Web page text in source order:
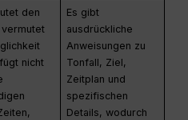
den
nicht
Es gibt
ausdrückliche
Anweisungen zu
Tonfall, Ziel,
Zeitplan und
spezifischen
Details, wodurch